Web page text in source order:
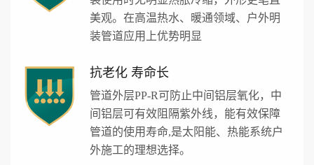
美观。在高温热水、暖通领域、户外明
装管道应用上优势明显
抗老化 寿命长
管道外层PP-R可防止中间铝层氧化，中
间铝层可有效阻隔紫外线，能有效保障
管道的使用寿命,是太阳能、热能系统户
外施工的理想选择。